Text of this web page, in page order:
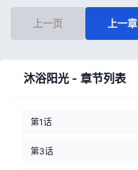
上一页 上一章
沐浴阳光 - 章节列表
第1话
第3话